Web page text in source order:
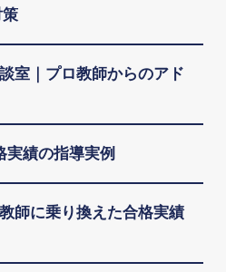
室｜プロ教師からのアド
実績の指導実例
師に乗り換えた合格実績